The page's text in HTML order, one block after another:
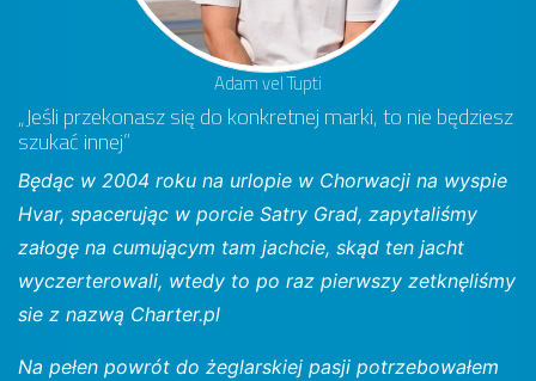
Adam vel Tupti
„Jeśli przekonasz się do konkretnej marki, to nie będziesz
szukać innej”
Będąc w 2004 roku na urlopie w Chorwacji na wyspie
Hvar, spacerując w porcie Satry Grad, zapytaliśmy
załogę na cumującym tam jachcie, skąd ten jacht
wyczerterowali, wtedy to po raz pierwszy zetknęliśmy
sie z nazwą Charter.pl
Na pełen powrót do żeglarskiej pasji potrzebowałem